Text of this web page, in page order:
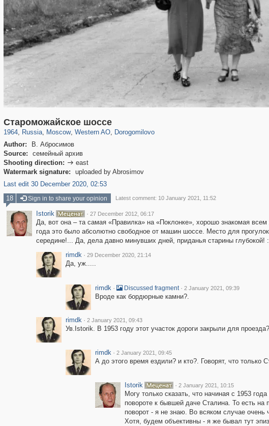
Староможайское шоссе
1964, Russia
1,406,672 29,243
, Moscow
319,864 8,286
, Western AO
27,129 310
, Dorogomilovo
6,082
Author:
В. Абросимов
Source:
семейный архив
Shooting direction:  east
Watermark signature:
uploaded by Abrosimov
Last edit 30 December 2020, 02:53
18 Sign in to share your opinion Latest comment: 10 January 2021, 11:52
Istorik · 27 December 2012, 06:17
Да, вот она – та самая «Правилка» на «Поклонке», хорошо знакомая
года это было абсолютно свободное от машин шоссе. Место для
середине!... Да, дела давно минувших дней, приданья старины глубокой!
rimdk · 29 December 2020, 21:14
Да, уж.....
rimdk · Discussed fragment · 2 January 2021, 09:39
Вроде как бордюрные камни?.
rimdk · 2 January 2021, 09:43
Ув.Istorik. В 1953 году этот участок дороги закрыли для
rimdk · 2 January 2021, 09:45
А до этого время ездили? и кто?. Говорят, что только
Istorik · 2 January 2021, 10:15
Могу только сказать, что начиная с 1953
повороте к бывшей даче Сталина. То есть на
поворот - я не знаю. Во всяком случае
Хотя, будем объективны - я же бывал тут